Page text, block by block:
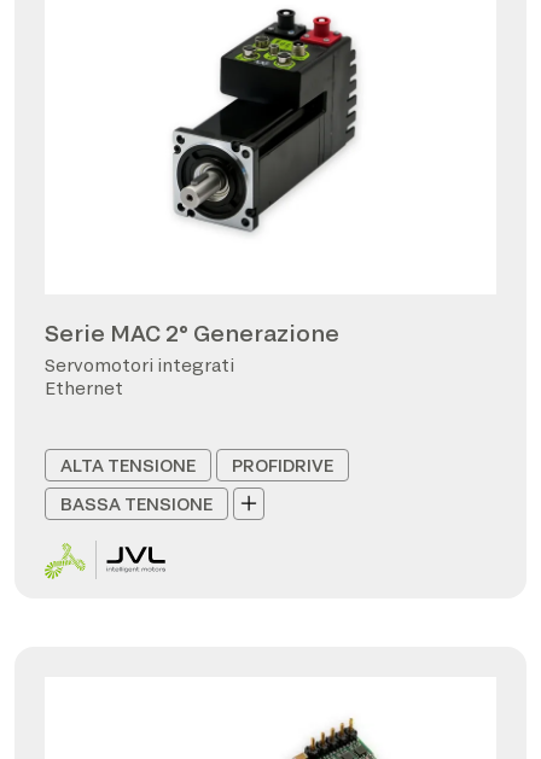
Serie MAC 2° Generazione
Servomotori integrati
Ethernet
ALTA TENSIONE
PROFIDRIVE
BASSA TENSIONE